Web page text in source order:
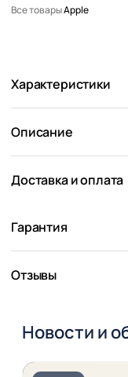
Все товарыApple
Характеристики
Описание
Доставка и оплата
Гарантия
Отзывы
Новости и